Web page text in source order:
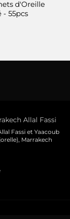
d'Oreille
- 55pcs
Allal Fassi
Fassi et Yaacoub
Marrakech